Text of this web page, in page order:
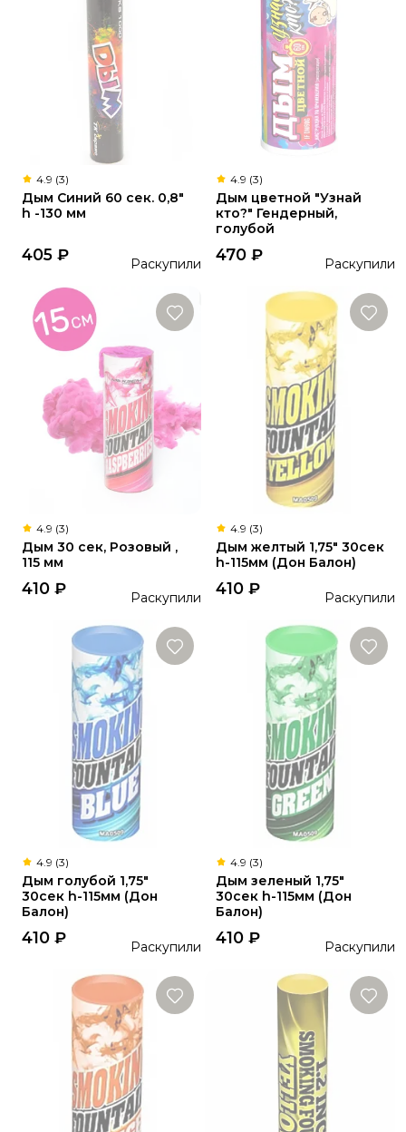
4.9 (3)
Дым Синий 60 сек. 0,8"
h -130 мм
405 ₽ Раскупили
4.9 (3)
Дым цветной "Узнай
кто?" Гендерный,
голубой
470 ₽ Раскупили
4.9 (3)
Дым 30 сек, Розовый ,
115 мм
410 ₽ Раскупили
4.9 (3)
Дым желтый 1,75" 30сек
h-115мм (Дон Балон)
410 ₽ Раскупили
4.9 (3)
Дым голубой 1,75"
30сек h-115мм (Дон
Балон)
410 ₽ Раскупили
4.9 (3)
Дым зеленый 1,75"
30сек h-115мм (Дон
Балон)
410 ₽ Раскупили